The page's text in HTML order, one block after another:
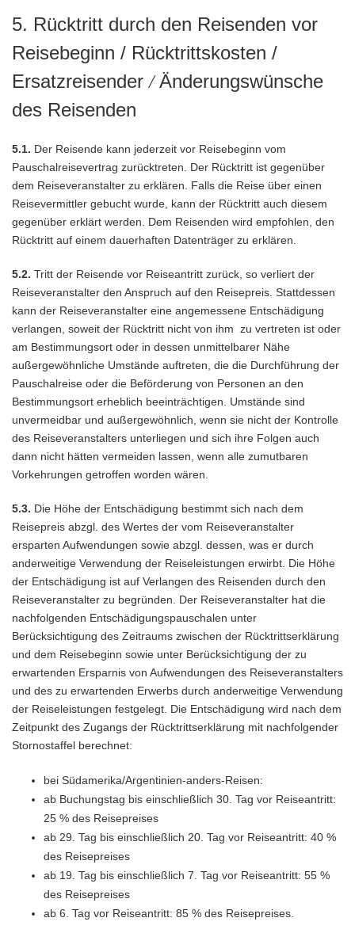
5. Rücktritt durch den Reisenden vor
Reisebeginn / Rücktrittskosten /
Ersatzreisender/Änderungswünsche
des Reisenden
5.1. Der Reisende kann jederzeit vor Reisebeginn vom
Pauschalreisevertrag zurücktreten. Der Rücktritt ist gegenüber
dem Reiseveranstalter zu erklären. Falls die Reise über einen
Reisevermittler gebucht wurde, kann der Rücktritt auch diesem
gegenüber erklärt werden. Dem Reisenden wird empfohlen, den
Rücktritt auf einem dauerhaften Datenträger zu erklären.
5.2. Tritt der Reisende vor Reiseantritt zurück, so verliert der
Reiseveranstalter den Anspruch auf den Reisepreis. Stattdessen
kann der Reiseveranstalter eine angemessene Entschädigung
verlangen, soweit der Rücktritt nicht von ihm zu vertreten ist oder
am Bestimmungsort oder in dessen unmittelbarer Nähe
außergewöhnliche Umstände auftreten, die die Durchführung der
Pauschalreise oder die Beförderung von Personen an den
Bestimmungsort erheblich beeinträchtigen. Umstände sind
unvermeidbar und außergewöhnlich, wenn sie nicht der Kontrolle
des Reiseveranstalters unterliegen und sich ihre Folgen auch
dann nicht hätten vermeiden lassen, wenn alle zumutbaren
Vorkehrungen getroffen worden wären.
5.3. Die Höhe der Entschädigung bestimmt sich nach dem
Reisepreis abzgl. des Wertes der vom Reiseveranstalter
ersparten Aufwendungen sowie abzgl. dessen, was er durch
anderweitige Verwendung der Reiseleistungen erwirbt. Die Höhe
der Entschädigung ist auf Verlangen des Reisenden durch den
Reiseveranstalter zu begründen. Der Reiseveranstalter hat die
nachfolgenden Entschädigungspauschalen unter
Berücksichtigung des Zeitraums zwischen der Rücktrittserklärung
und dem Reisebeginn sowie unter Berücksichtigung der zu
erwartenden Ersparnis von Aufwendungen des Reiseveranstalters
und des zu erwartenden Erwerbs durch anderweitige Verwendung
der Reiseleistungen festgelegt. Die Entschädigung wird nach dem
Zeitpunkt des Zugangs der Rücktrittserklärung mit nachfolgender
Stornostaffel berechnet:
bei Südamerika/Argentinien-anders-Reisen:
ab Buchungstag bis einschließlich 30. Tag vor Reiseantritt:
25 % des Reisepreises
ab 29. Tag bis einschließlich 20. Tag vor Reiseantritt: 40 %
des Reisepreises
ab 19. Tag bis einschließlich 7. Tag vor Reiseantritt: 55 %
des Reisepreises
ab 6. Tag vor Reiseantritt: 85 % des Reisepreises.